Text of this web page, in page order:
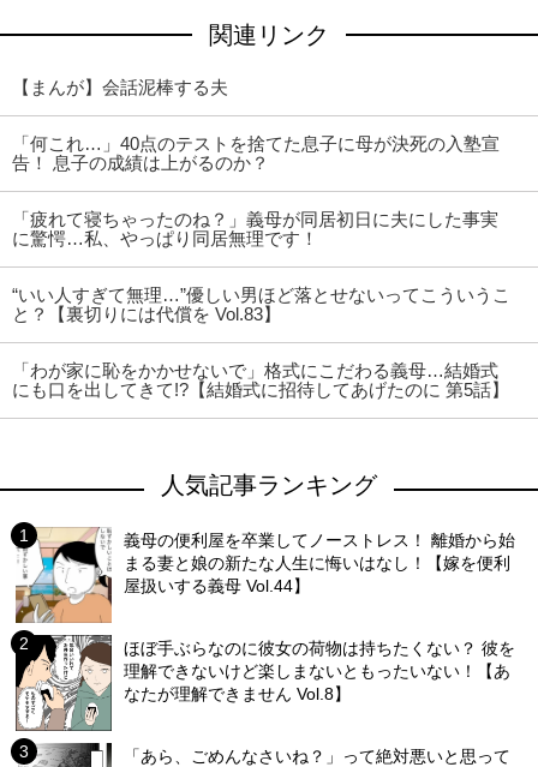
関連リンク
【まんが】会話泥棒する夫
「何これ…」40点のテストを捨てた息子に母が決死の入塾宣
告！ 息子の成績は上がるのか？
「疲れて寝ちゃったのね？」義母が同居初日に夫にした事実
に驚愕…私、やっぱり同居無理です！
“いい人すぎて無理…”優しい男ほど落とせないってこういうこ
と？【裏切りには代償を Vol.83】
「わが家に恥をかかせないで」格式にこだわる義母…結婚式
にも口を出してきて!?【結婚式に招待してあげたのに 第5話】
人気記事ランキング
義母の便利屋を卒業してノーストレス！ 離婚から始
まる妻と娘の新たな人生に悔いはなし！【嫁を便利
屋扱いする義母 Vol.44】
ほぼ手ぶらなのに彼女の荷物は持ちたくない？ 彼を
理解できないけど楽しまないともったいない！【あ
なたが理解できません Vol.8】
「あら、ごめんなさいね？」って絶対悪いと思って